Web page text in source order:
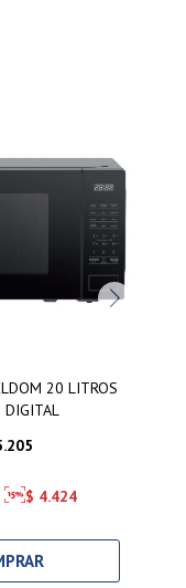
20 LITROS
DIGITAL
$ 4.424